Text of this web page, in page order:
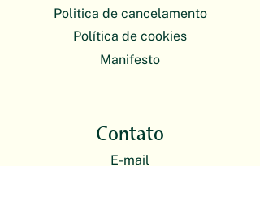
Politica de cancelamento
Política de cookies
Manifesto
Contato
E-mail